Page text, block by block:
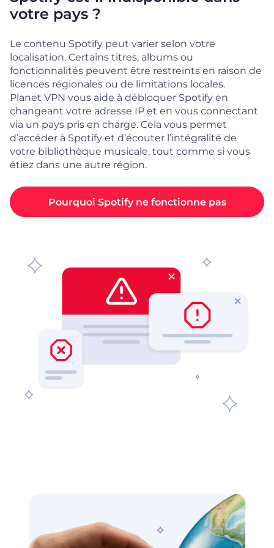
votre pays ?
Le contenu Spotify peut varier selon votre
localisation. Certains titres, albums ou
fonctionnalités peuvent être restreints en raison de
licences régionales ou de limitations locales.
Planet VPN vous aide à débloquer Spotify en
changeant votre adresse IP et en vous connectant
via un pays pris en charge. Cela vous permet
d’accéder à Spotify et d’écouter l’intégralité de
votre bibliothèque musicale, tout comme si vous
étiez dans une autre région.
Pourquoi Spotify ne fonctionne pas